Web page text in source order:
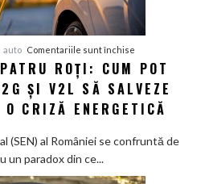
auto Comentariile sunt închise
Bateria
de
pe
roți:
ROȚI: CUM POT
ȘI V2L SĂ SALVEZE
CRIZĂ ENERGETICĂ
(SEN) al României se confruntă de
un paradox din ce...